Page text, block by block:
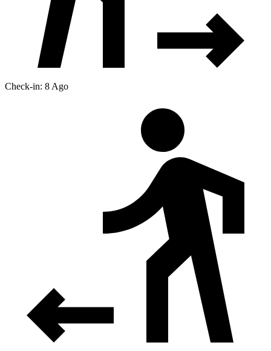
Check-in: 8 Ago